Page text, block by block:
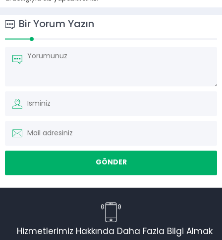
Bir Yorum Yazın
Hizmetlerimiz Hakkında Daha Fazla Bilgi Almak